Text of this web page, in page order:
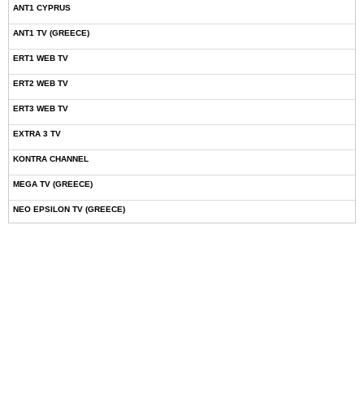
ANT1 CYPRUS
ANT1 TV (GREECE)
ERT1 WEB TV
ERT2 WEB TV
ERT3 WEB TV
EXTRA 3 TV
KONTRA CHANNEL
MEGA TV (GREECE)
NEO EPSILON TV (GREECE)